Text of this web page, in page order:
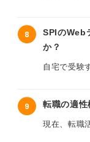
付けるため
「対策は不
ていいのか
るのか、ま
心構えなど
性格検査の
の内面の何
たとえば、
なされてし
8
SPIのWeb
か？
自宅で受験
レてしまう
9 転職の適性
現在、転職